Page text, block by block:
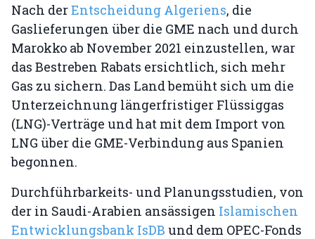
Nach derEntscheidung Algeriens, die
Gaslieferungen über die GME nach und durch
Marokko ab November 2021 einzustellen, war
das Bestreben Rabats ersichtlich, sich mehr
Gas zu sichern. Das Land bemüht sich um die
Unterzeichnung längerfristiger Flüssiggas
(LNG)-Verträge und hat mit dem Import von
LNG über die GME-Verbindung aus Spanien
begonnen.
Durchführbarkeits- und Planungsstudien, von
der in Saudi-Arabien ansässigen Islamischen
Entwicklungsbank IsDB und dem OPEC-Fonds